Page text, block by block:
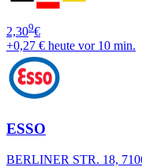
2,309€
+0,27 € heute vor 10 min.
ESSO
BERLINER STR. 18,